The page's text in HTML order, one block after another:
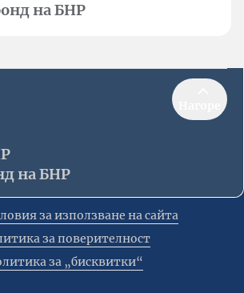
на БНР
на БНР
за използване на сайта
за поверителност
за „бисквитки“